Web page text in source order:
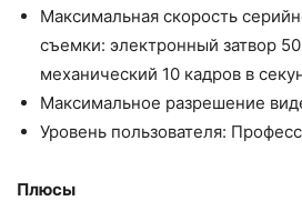
Максимальная скорость
съемки: электронный затвор
механический 10 кадров в
Максимальное разрешение
Уровень пользователя:
Плюсы